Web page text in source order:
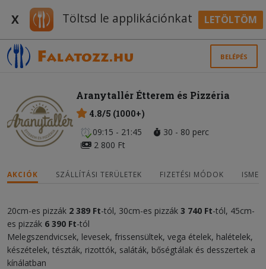
X Töltsd le applikációnkat LETÖLTÖM
BELÉPÉS
Aranytallér Étterem és Pizzéria
4.8/5 (1000+)
09:15 - 21:45
30 - 80 perc
2 800 Ft
AKCIÓK SZÁLLÍTÁSI TERÜLETEK FIZETÉSI MÓDOK
20cm-es pizzák 2 389 Ft-tól, 30cm-es pizzák 3 740 Ft-tól, 45cm-
es pizzák 6 390 Ft-tól
Melegszendvicsek, levesek, frissensültek, vega ételek, halételek,
készételek, tészták, rizottók, saláták, bőségtálak és desszertek a
kínálatban